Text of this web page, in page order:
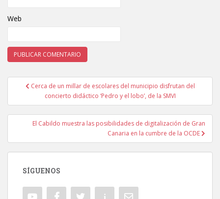
Web
Navegación de entradas
Cerca de un millar de escolares del municipio disfrutan del
concierto didáctico ‘Pedro y el lobo’, de la SMVI
El Cabildo muestra las posibilidades de digitalización de Gran
Canaria en la cumbre de la OCDE
SÍGUENOS